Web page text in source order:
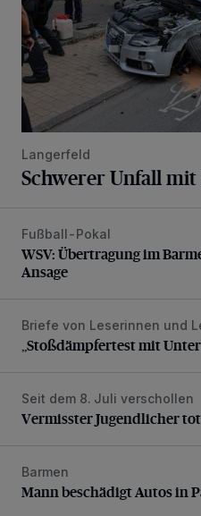
Langerfeld
Schwerer Unfall
WSV: Übertragung im
Fußball-Pokal
WSV: Übertragung im
Ansage
„Stoßdämpfertest mit
Briefe von Leserinnen und
„Stoßdämpfertest mit
Vermisster Jugendlicher tot
Seit dem 8. Juli verschollen
Vermisster Jugendlicher
Mann beschädigt Autos in
Barmen
Mann beschädigt Autos in